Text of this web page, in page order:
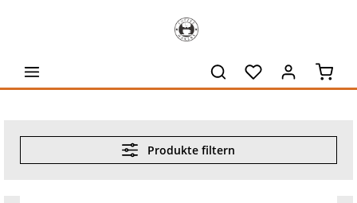
Produkte filtern